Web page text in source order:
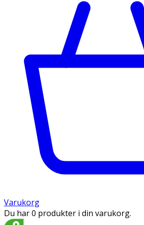
Varukorg
Du har 0 produkter i din varukorg.